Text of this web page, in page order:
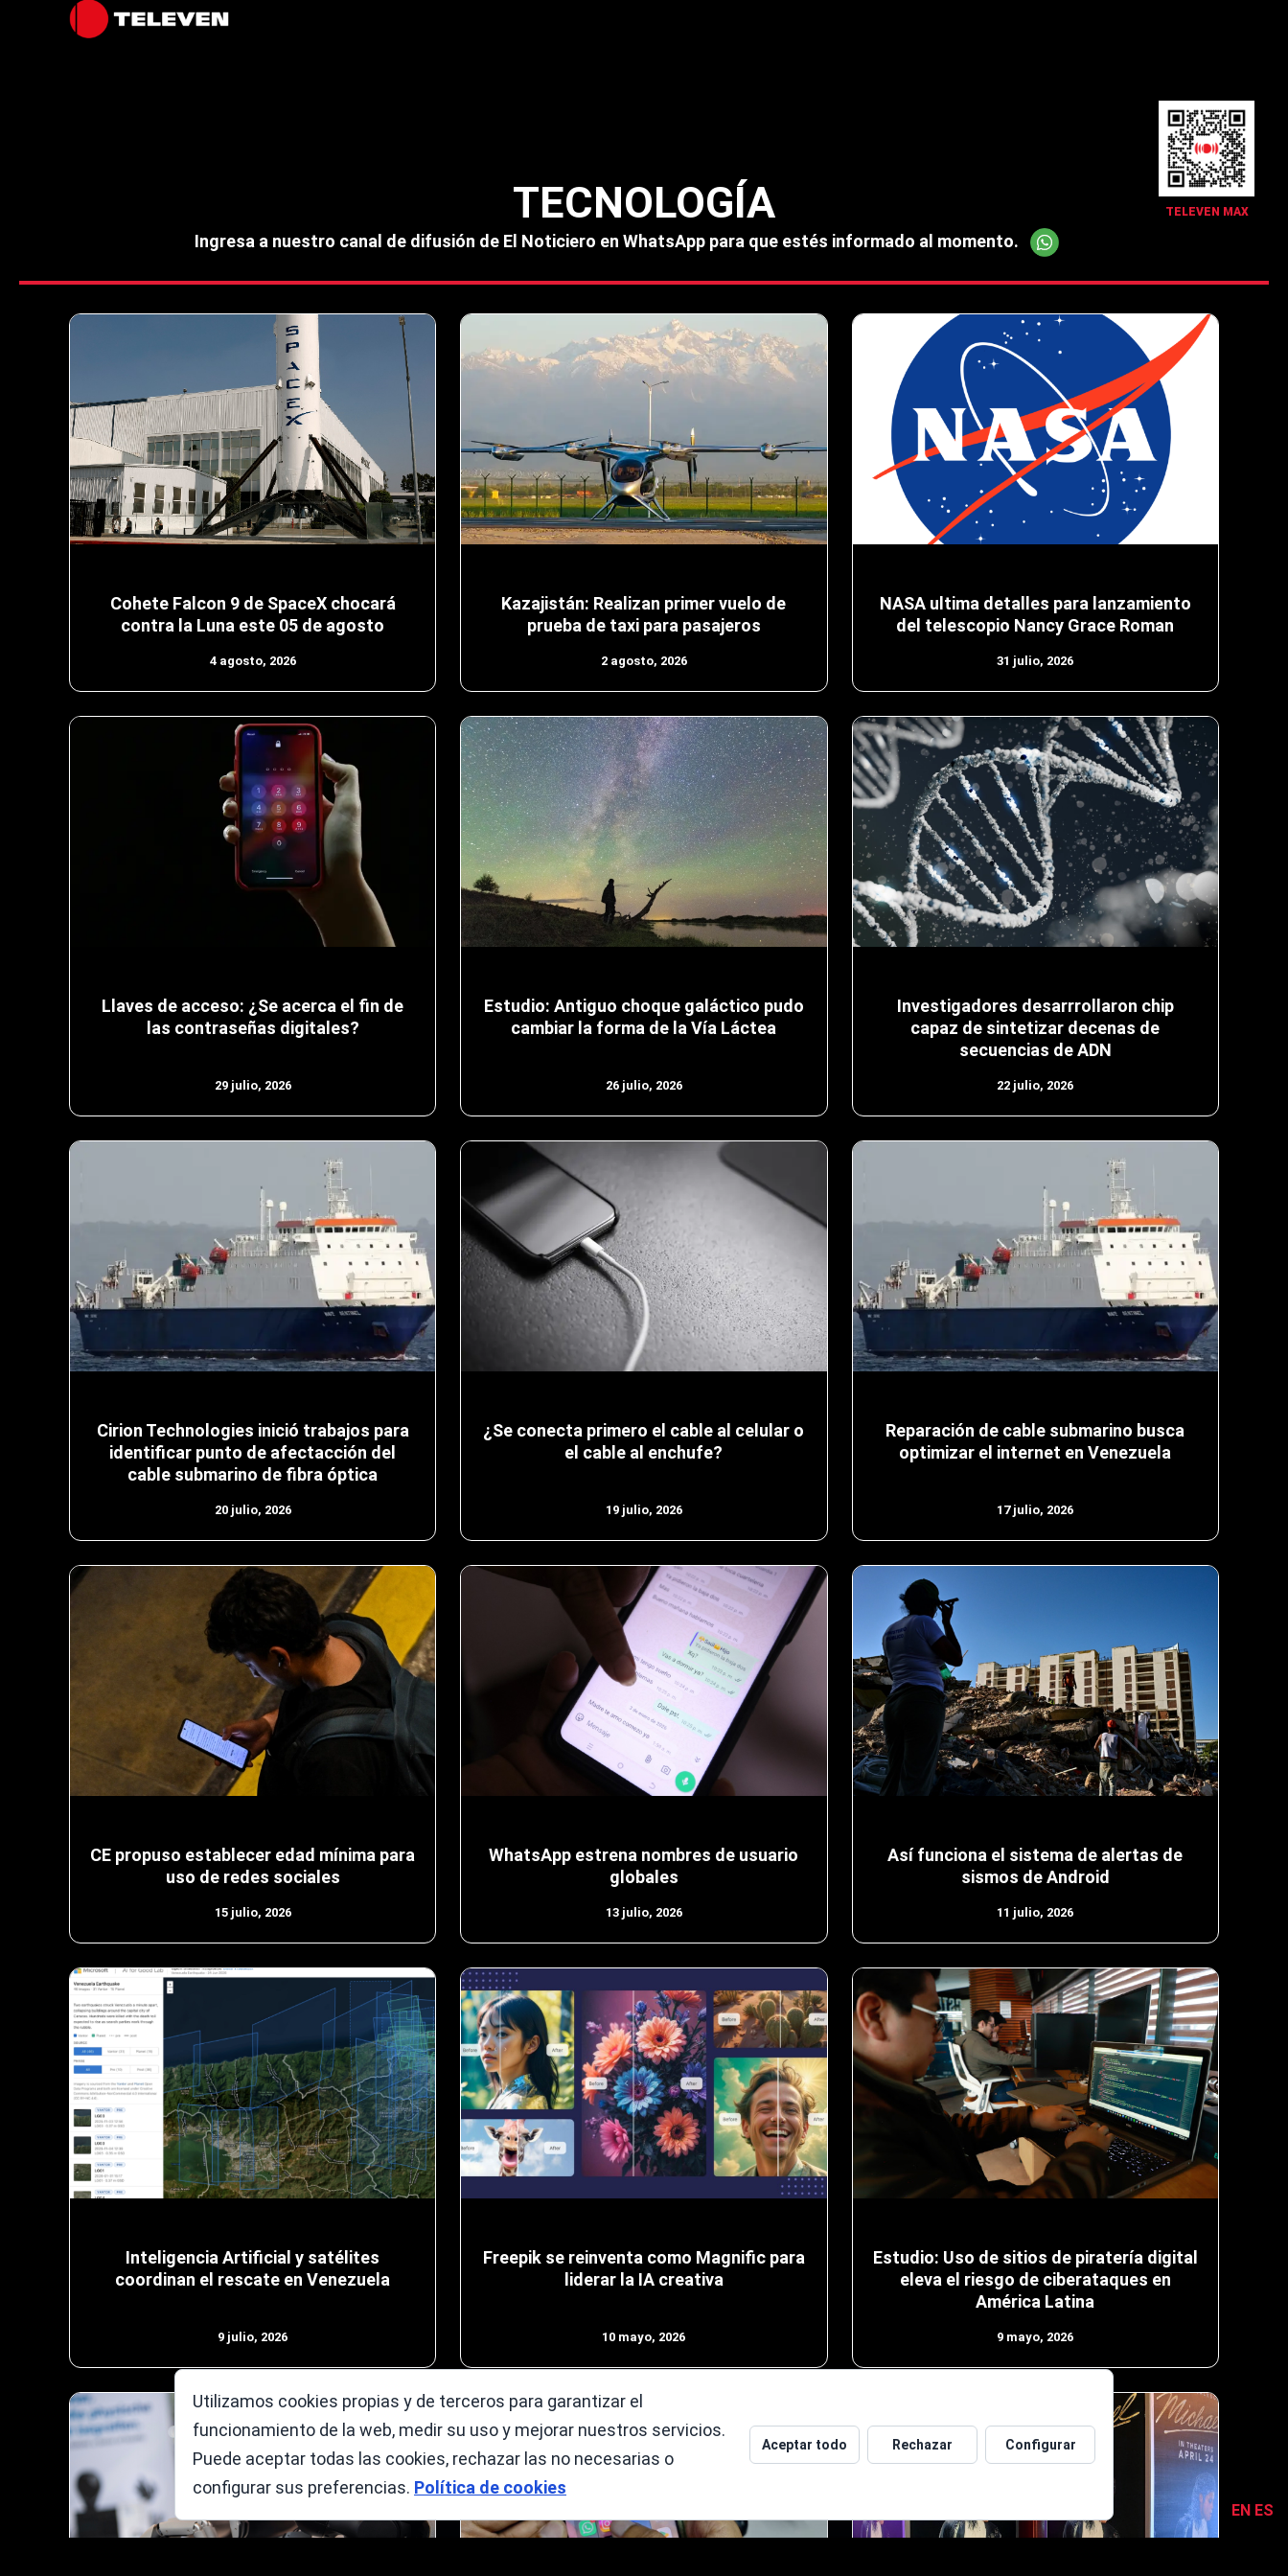
TELEVEN MAX
TECNOLOGÍA
Ingresa a nuestro canal de difusión de El Noticiero en WhatsApp para que estés informado al momento.
Cohete Falcon 9 de SpaceX chocará
contra la Luna este 05 de agosto
4 agosto, 2026
Kazajistán: Realizan primer vuelo de
prueba de taxi para pasajeros
2 agosto, 2026
NASA ultima detalles para lanzamiento
del telescopio Nancy Grace Roman
31 julio, 2026
Llaves de acceso: ¿Se acerca el fin de
las contraseñas digitales?
29 julio, 2026
Estudio: Antiguo choque galáctico pudo
cambiar la forma de la Vía Láctea
26 julio, 2026
Investigadores desarrrollaron chip
capaz de sintetizar decenas de
secuencias de ADN
22 julio, 2026
Cirion Technologies inició trabajos para
identificar punto de afectacción del
cable submarino de fibra óptica
20 julio, 2026
¿Se conecta primero el cable al celular o
el cable al enchufe?
19 julio, 2026
Reparación de cable submarino busca
optimizar el internet en Venezuela
17 julio, 2026
CE propuso establecer edad mínima para
uso de redes sociales
15 julio, 2026
WhatsApp estrena nombres de usuario
globales
13 julio, 2026
Así funciona el sistema de alertas de
sismos de Android
11 julio, 2026
Inteligencia Artificial y satélites
coordinan el rescate en Venezuela
9 julio, 2026
Freepik se reinventa como Magnific para
liderar la IA creativa
10 mayo, 2026
Estudio: Uso de sitios de piratería digital
eleva el riesgo de ciberataques en
América Latina
9 mayo, 2026
EN ES
Utilizamos cookies propias y de terceros para garantizar el
funcionamiento de la web, medir su uso y mejorar nuestros servicios.
Puede aceptar todas las cookies, rechazar las no necesarias o
configurar sus preferencias. Política de cookies
Aceptar todo Rechazar Configurar